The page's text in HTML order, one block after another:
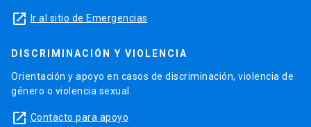
launch Ir al sitio de Emergencias
DISCRIMINACIÓN Y VIOLENCIA
Orientación y apoyo en casos de discriminación, violencia de
género o violencia sexual.
launch Contacto para apoyo